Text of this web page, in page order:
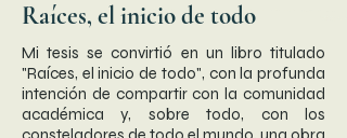
Raíces, el inicio de todo
Mi tesis se convirtió en un libro titulado
"Raíces, el inicio de todo", con la profunda
intención de compartir con la comunidad
académica y, sobre todo, con los